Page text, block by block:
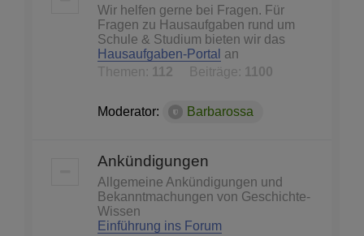
Wir helfen gerne bei Fragen. Für
Fragen zu Hausaufgaben rund um
Schule & Studium bieten wir das
Hausaufgaben-Portal an
Themen:
112 Beiträge: 1100
Moderator: Barbarossa
Ankündigungen
Allgemeine Ankündigungen und
Bekanntmachungen von Geschichte-
Wissen
Einführung ins Forum